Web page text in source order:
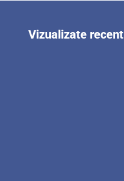
Vizualizate recent